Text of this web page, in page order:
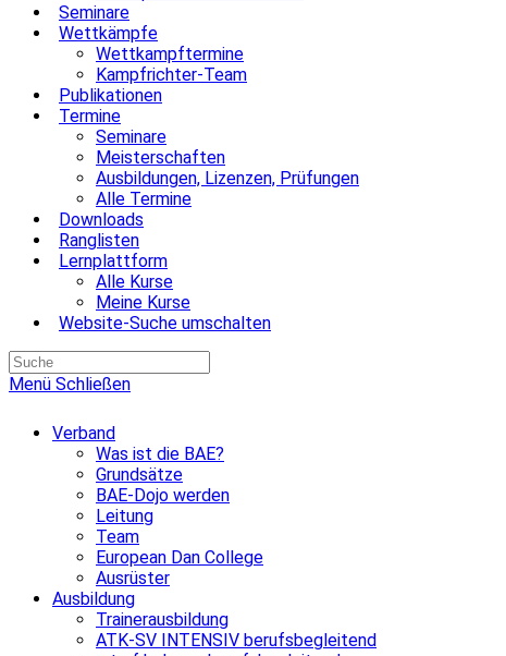
Seminare
Wettkämpfe
Wettkampftermine
Kampfrichter-Team
Publikationen
Termine
Seminare
Meisterschaften
Ausbildungen, Lizenzen, Prüfungen
Alle Termine
Downloads
Ranglisten
Lernplattform
Alle Kurse
Meine Kurse
Website-Suche umschalten
Menü Schließen
Verband
Was ist die BAE?
Grundsätze
BAE-Dojo werden
Leitung
Team
European Dan College
Ausrüster
Ausbildung
Trainerausbildung
ATK-SV INTENSIV berufsbegleitend